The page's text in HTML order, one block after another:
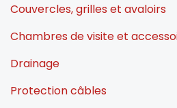
Couvercles, grilles et avaloirs
Chambres de visite et
Drainage
Protection câbles